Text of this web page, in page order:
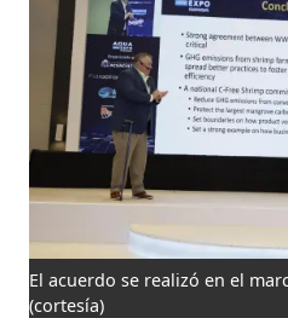
El acuerdo se realizó en el
(cortesía)